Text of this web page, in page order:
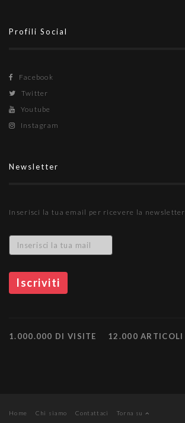
Profili Social
Facebook
Twitter
Youtube
Instagram
Newsletter
Inserisci la tua email per ricevere la newsletter
1.000.000 DI VISITE 12.000 ARTICOLI
Home Chi siamo Contattaci
Torna su